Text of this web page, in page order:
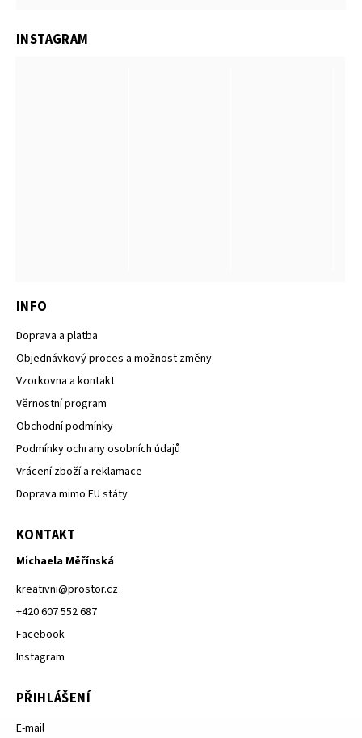
INFO
Doprava a platba
Objednávkový proces a možnost změny
Vzorkovna a kontakt
Věrnostní program
Obchodní podmínky
Podmínky ochrany osobních údajů
Vrácení zboží a reklamace
Doprava mimo EU státy
KONTAKT
Michaela Měřínská
kreativni@prostor.cz
+420 607 552 687
Facebook
Instagram
PŘIHLÁŠENÍ
E-mail
INSTAGRAM